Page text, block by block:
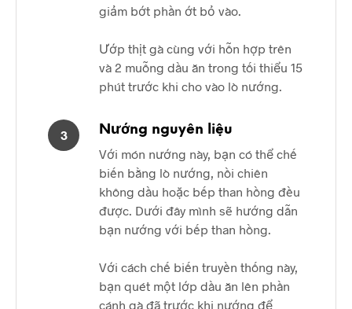
giảm bớt phần ớt bỏ vào.
Ướp thịt gà cùng với hỗn hợp trên
và 2 muỗng dầu ăn trong tối thiểu 15
phút trước khi cho vào lò nướng.
3
Nướng nguyên liệu
Với món nướng này, bạn có thể chế
biến bằng lò nướng, nồi chiên
không dầu hoặc bếp than hồng đều
được. Dưới đây mình sẽ hướng dẫn
bạn nướng với bếp than hồng.
Với cách chế biến truyền thống này,
bạn quét một lớp dầu ăn lên phần
cánh gà đã trước khi nướng để